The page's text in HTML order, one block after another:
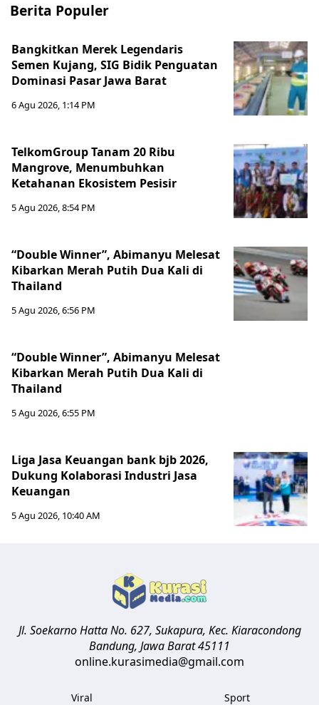
Berita Populer
Bangkitkan Merek Legendaris
Semen Kujang, SIG Bidik Penguatan
Dominasi Pasar Jawa Barat
6 Agu 2026, 1:14 PM
TelkomGroup Tanam 20 Ribu
Mangrove, Menumbuhkan
Ketahanan Ekosistem Pesisir
5 Agu 2026, 8:54 PM
“Double Winner”, Abimanyu Melesat
Kibarkan Merah Putih Dua Kali di
Thailand
5 Agu 2026, 6:56 PM
“Double Winner”, Abimanyu Melesat
Kibarkan Merah Putih Dua Kali di
Thailand
5 Agu 2026, 6:55 PM
Liga Jasa Keuangan bank bjb 2026,
Dukung Kolaborasi Industri Jasa
Keuangan
5 Agu 2026, 10:40 AM
Jl. Soekarno Hatta No. 627, Sukapura, Kec. Kiaracondong
Bandung, Jawa Barat45111
online.kurasimedia@gmail.com
Viral Sport